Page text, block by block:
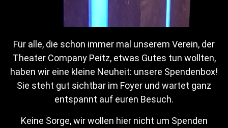
Für alle, die schon immer mal unserem Verein, der
Theater Company Peitz, etwas Gutes tun wollten,
haben wir eine kleine Neuheit: unsere Spendenbox!
Sie steht gut sichtbar im Foyer und wartet ganz
entspannt auf euren Besuch.
Keine Sorge, wir wollen hier nicht um Spenden